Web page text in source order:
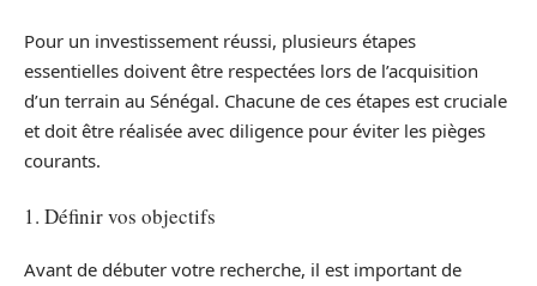
Pour un investissement réussi, plusieurs étapes
essentielles doivent être respectées lors de l’acquisition
d’un terrain au Sénégal. Chacune de ces étapes est cruciale
et doit être réalisée avec diligence pour éviter les pièges
courants.
1. Définir vos objectifs
Avant de débuter votre recherche, il est important de